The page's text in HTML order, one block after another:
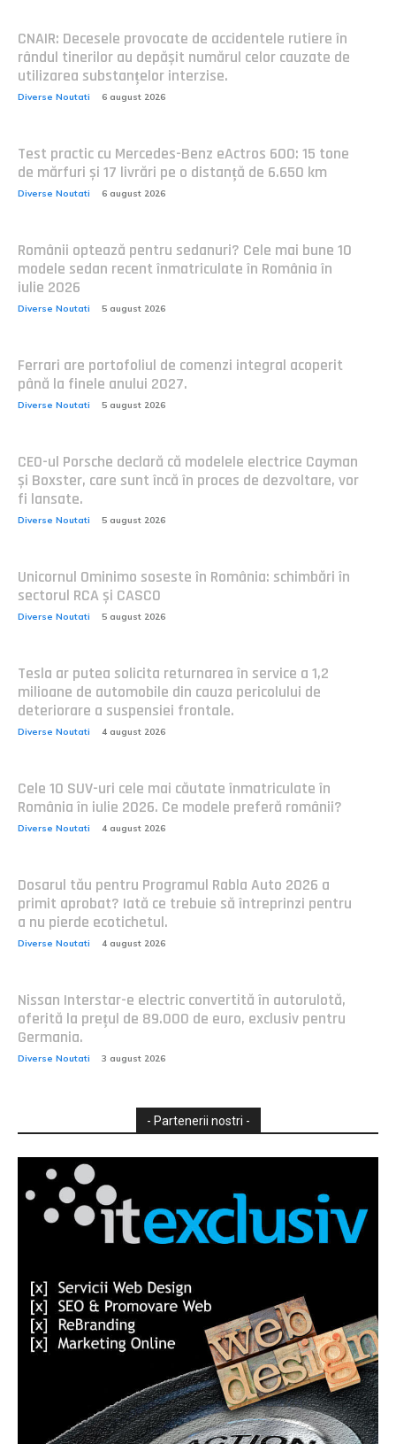
CNAIR: Decesele provocate de accidentele rutiere în
rândul tinerilor au depășit numărul celor cauzate de
utilizarea substanțelor interzise.
Diverse Noutati 6 august 2026
Test practic cu Mercedes-Benz eActros 600: 15 tone
de mărfuri și 17 livrări pe o distanță de 6.650 km
Diverse Noutati 6 august 2026
Românii optează pentru sedanuri? Cele mai bune 10
modele sedan recent înmatriculate în România în
iulie 2026
Diverse Noutati 5 august 2026
Ferrari are portofoliul de comenzi integral acoperit
până la finele anului 2027.
Diverse Noutati 5 august 2026
CEO-ul Porsche declară că modelele electrice Cayman
și Boxster, care sunt încă în proces de dezvoltare, vor
fi lansate.
Diverse Noutati 5 august 2026
Unicornul Ominimo soseste în România: schimbări în
sectorul RCA și CASCO
Diverse Noutati 5 august 2026
Tesla ar putea solicita returnarea în service a 1,2
milioane de automobile din cauza pericolului de
deteriorare a suspensiei frontale.
Diverse Noutati 4 august 2026
Cele 10 SUV-uri cele mai căutate înmatriculate în
România în iulie 2026. Ce modele preferă românii?
Diverse Noutati 4 august 2026
Dosarul tău pentru Programul Rabla Auto 2026 a
primit aprobat? Iată ce trebuie să întreprinzi pentru
a nu pierde ecotichetul.
Diverse Noutati 4 august 2026
Nissan Interstar-e electric convertită în autorulotă,
oferită la prețul de 89.000 de euro, exclusiv pentru
Germania.
Diverse Noutati 3 august 2026
- Partenerii nostri -